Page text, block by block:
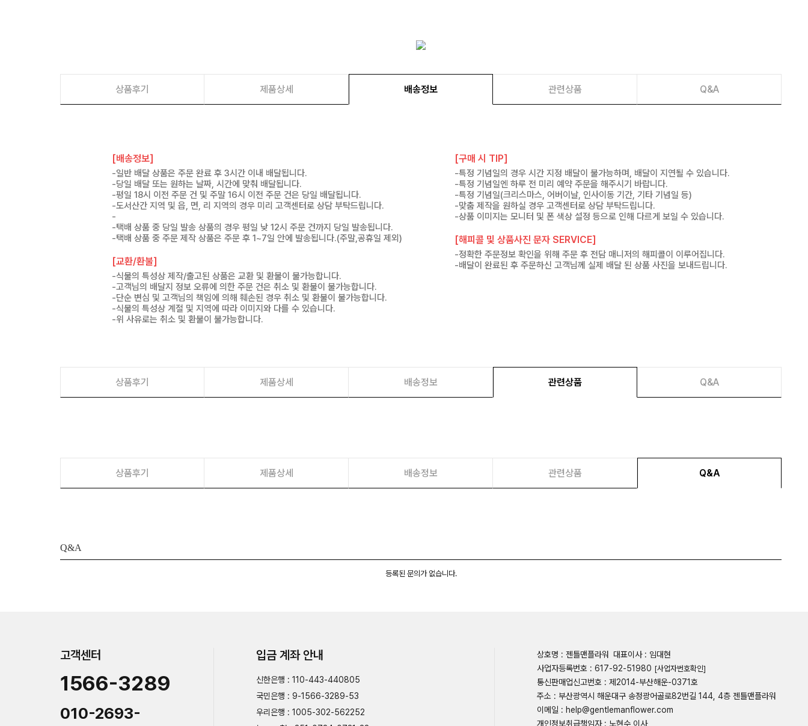
상품후기 제품상세 배송정보 관련상품 Q&A
[배송정보]
-일반 배달 상품은 주문 완료 후 3시간 이내 배달됩니다.
-당일 배달 또는 원하는 날짜, 시간에 맞춰 배달됩니다.
-평일 18시 이전 주문 건 및 주말 16시 이전 주문 건은 당일 배달됩니다.
-도서산간 지역 및 읍, 면, 리 지역의 경우 미리 고객센터로 상담 부탁드립니다.
-
-택배 상품 중 당일 발송 상품의 경우 평일 낮 12시 주문 건까지 당일 발송됩니다.
-택배 상품 중 주문 제작 상품은 주문 후 1~7일 안에 발송됩니다.(주말,공휴일 제외)
[교환/환불]
-식물의 특성상 제작/출고된 상품은 교환 및 환불이 불가능합니다.
-고객님의 배달지 정보 오류에 의한 주문 건은 취소 및 환불이 불가능합니다.
-단순 변심 및 고객님의 책임에 의해 훼손된 경우 취소 및 환불이 불가능합니다.
-식물의 특성상 계절 및 지역에 따라 이미지와 다를 수 있습니다.
-위 사유로는 취소 및 환불이 불가능합니다.
[구매 시 TIP]
-특정 기념일의 경우 시간 지정 배달이 불가능하며, 배달이 지연될 수 있습니다.
-특정 기념일엔 하루 전 미리 예약 주문을 해주시기 바랍니다.
-특정 기념일(크리스마스, 어버이날, 인사이동 기간, 기타 기념일 등)
-맞춤 제작을 원하실 경우 고객센터로 상담 부탁드립니다.
-상품 이미지는 모니터 및 폰 색상 설정 등으로 인해 다르게 보일 수 있습니다.
[해피콜 및 상품사진 문자 SERVICE]
-정확한 주문정보 확인을 위해 주문 후 전담 매니저의 해피콜이 이루어집니다.
-배달이 완료된 후 주문하신 고객님께 실제 배달 된 상품 사진을 보내드립니다.
상품후기 제품상세 배송정보 관련상품 Q&A
상품후기 제품상세 배송정보 관련상품 Q&A
Q&A
등록된 문의가 없습니다.
고객센터
1566-3289
010-2693-
입금 계좌 안내
신한은행 : 110-443-440805
국민은행 : 9-1566-3289-53
우리은행 : 1005-302-562252
상호명 : 젠틀맨플라워 대표이사 : 임대현
사업자등록번호 : 617-92-51980 [사업자번호확인]
통신판매업신고번호 : 제2014-부산해운-0371호
주소 : 부산광역시 해운대구 송정광어골로82번길 144, 4층 젠틀맨플라워
이메일 : help@gentlemanflower.com
개인정보취급책임자 : 노현수 이사